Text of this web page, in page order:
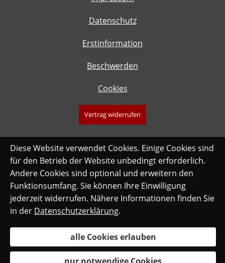
Datenschutz
Erstinformation
Beschwerden
Cookies
Vertrag widerrufen
Diese Website verwendet Cookies. Einige Cookies sind
für den Betrieb der Website unbedingt erforderlich.
Andere Cookies sind optional und erweitern den
Funktionsumfang. Sie können Ihre Einwilligung
jederzeit widerrufen. Nähere Informationen finden Sie
in der Datenschutzerklärung.
alle Cookies erlauben